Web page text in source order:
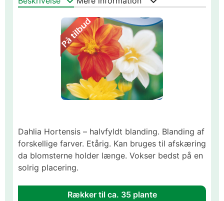
Dahlia Hortensis – halvfyldt blanding. Blanding af
forskellige farver. Etårig. Kan bruges til afskæring
da blomsterne holder længe. Vokser bedst på en
solrig placering.
Rækker til ca. 35 plante